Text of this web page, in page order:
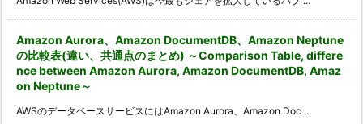
Amazon Aurora、Amazon DocumentDB、Amazon Neptune
の比較表(違い、共通点のまとめ) ～Comparison Table, differe
nce between Amazon Aurora, Amazon DocumentDB, Amaz
on Neptune～
AWSのデータベースサービスにはAmazon Aurora、Amazon Doc ...